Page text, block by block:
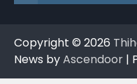
Copyright © 2026
News byAscendoor |